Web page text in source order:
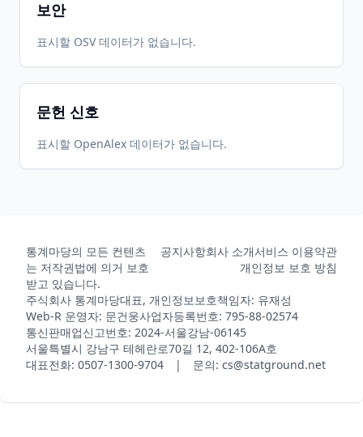
보안
표시할 OSV 데이터가 없습니다.
문헌 신호
표시할 OpenAlex 데이터가 없습니다.
통계마당의 모든 컨텐츠
는 저작권법에 의거 보호
받고 있습니다.
공지사항회사 소개서비스 이용약관
개인정보 보호 방침
주식회사 통계마당대표, 개인정보보호책임자: 유재성
Web-R 운영자: 문건웅사업자등록번호: 795-88-02574
통신판매업신고번호: 2024-서울강남-06145
서울특별시 강남구 테헤란로70길 12, 402-106A호
대표전화: 0507-1300-9704 | 문의: cs@statground.net